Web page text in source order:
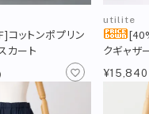
ットンポプリン
カート
utilite
クギャザ
¥15,840